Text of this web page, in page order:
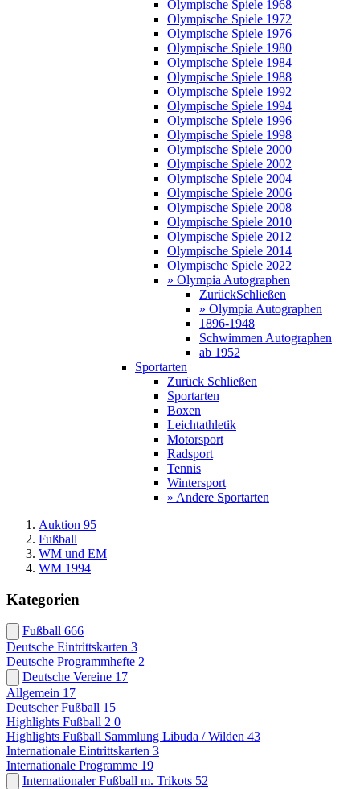
Olympische Spiele 1968
Olympische Spiele 1972
Olympische Spiele 1976
Olympische Spiele 1980
Olympische Spiele 1984
Olympische Spiele 1988
Olympische Spiele 1992
Olympische Spiele 1994
Olympische Spiele 1996
Olympische Spiele 1998
Olympische Spiele 2000
Olympische Spiele 2002
Olympische Spiele 2004
Olympische Spiele 2006
Olympische Spiele 2008
Olympische Spiele 2010
Olympische Spiele 2012
Olympische Spiele 2014
Olympische Spiele 2022
» Olympia Autographen
ZurückSchließen
» Olympia Autographen
1896-1948
Schwimmen Autographen
ab 1952
Sportarten
Zurück Schließen
Sportarten
Boxen
Leichtathletik
Motorsport
Radsport
Tennis
Wintersport
» Andere Sportarten
Auktion 95
Fußball
WM und EM
WM 1994
Kategorien
Fußball 666
Deutsche Eintrittskarten 3
Deutsche Programmhefte 2
Deutsche Vereine 17
Allgemein 17
Deutscher Fußball 15
Highlights Fußball 2 0
Highlights Fußball Sammlung Libuda / Wilden 43
Internationale Eintrittskarten 3
Internationale Programme 19
Internationaler Fußball m. Trikots 52